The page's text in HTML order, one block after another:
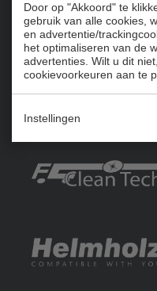
Door op "Akkoord" te
gebruik van alle cookies,
en advertentie/
het optimaliseren van de
advertenties. Wilt u dit
cookievoorkeuren aan te
Instellingen